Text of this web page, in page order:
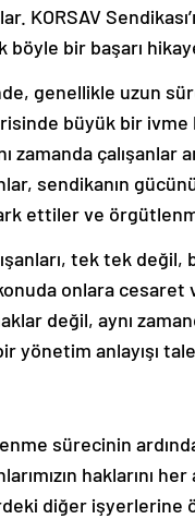
KORSAV
bir başarı
genellikle uzun
büyük bir ivme
zamanda çalışanlar
sendikanın
ettiler ve
tek tek değil,
onlara
değil, aynı
yönetim anlayışı
sürecinin
haklarını
diğer işyerlerine